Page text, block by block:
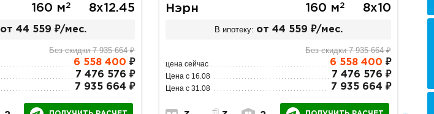
160 м2 8х12.45
от 44 559 ₽/мес.
Без скидки 7 935 664 ₽
6 558 400 ₽
7 476 576 ₽
7 935 664 ₽
Нэрн 160 м2 8х10
В ипотеку: от 44 559 ₽/мес.
Без скидки 7 935 664 ₽
цена сейчас 6 558 400 ₽
Цена с 16.08 7 476 576 ₽
Цена с 31.08 7 935 664 ₽